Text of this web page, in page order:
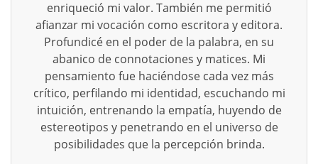
enriqueció mi valor. También me permitió
afianzar mi vocación como escritora y editora.
Profundicé en el poder de la palabra, en su
abanico de connotaciones y matices. Mi
pensamiento fue haciéndose cada vez más
crítico, perfilando mi identidad, escuchando mi
intuición, entrenando la empatía, huyendo de
estereotipos y penetrando en el universo de
posibilidades que la percepción brinda.